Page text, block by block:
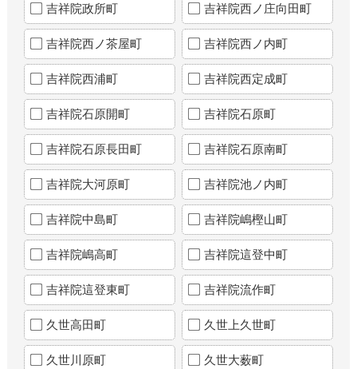
吉祥院政所町 吉祥院西ノ庄向田町
吉祥院西ノ茶屋町 吉祥院西ノ内町
吉祥院西浦町 吉祥院西定成町
吉祥院石原開町 吉祥院石原町
吉祥院石原長田町 吉祥院石原南町
吉祥院大河原町 吉祥院池ノ内町
吉祥院中島町 吉祥院嶋樫山町
吉祥院嶋高町 吉祥院這登中町
吉祥院這登東町 吉祥院流作町
久世高田町 久世上久世町
久世川原町 久世大薮町